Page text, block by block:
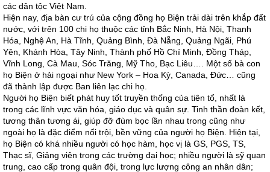
các dân tộc Việt Nam.
Hiện nay, địa bàn cư trú của cộng đồng họ Biện trải dài trên khắp đất
nước, với trên 100 chi họ thuộc các tỉnh Bắc Ninh, Hà Nội, Thanh
Hóa, Nghệ An, Hà Tĩnh, Quảng Bình, Đà Nẵng, Quảng Ngãi, Phú
Yên, Khánh Hòa, Tây Ninh, Thành phố Hồ Chí Minh, Đồng Tháp,
Vĩnh Long, Cà Mau, Sóc Trăng, Mỹ Tho, Bạc Liêu…. Một số bà con
họ Biện ở hải ngoại như New York – Hoa Kỳ, Canada, Đức… cũng
đã thành lập được Ban liên lạc chi họ.
Người họ Biện biết phát huy tốt truyền thống của tiên tổ, nhất là
trong các lĩnh vực văn hóa, giáo dục và quân sự. Tinh thần đoàn kết,
tương thân tương ái, giúp đỡ đùm bọc lần nhau trong cũng như
ngoài họ là đặc điểm nổi trội, bền vững của người họ Biện. Hiện tại,
họ Biện có khá nhiều người có học hàm, học vị là GS, PGS, TS,
Thạc sĩ, Giảng viên trong các trường đại học; nhiều người là sỹ quan
trung, cao cấp trong quân đội, trong lực lượng công an nhân dân;